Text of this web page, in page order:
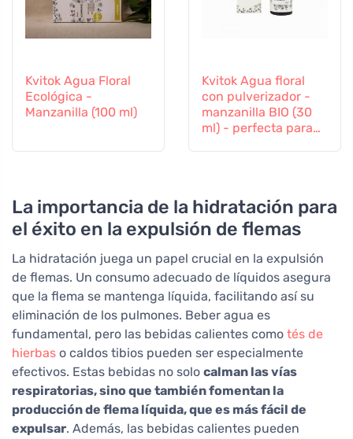
Kvitok Agua Floral
Ecológica -
Manzanilla (100 ml)
Kvitok Agua floral
con pulverizador -
manzanilla BIO (30
ml) - perfecta para
La importancia de la hidratación para
el éxito en la expulsión de flemas
La hidratación juega un papel crucial en la expulsión
de flemas. Un consumo adecuado de líquidos asegura
que la flema se mantenga líquida, facilitando así su
eliminación de los pulmones. Beber agua es
fundamental, pero las bebidas calientes como tés de
hierbas o caldos tibios pueden ser especialmente
efectivos. Estas bebidas no solo calman las vías
respiratorias, sino que también fomentan la
producción de flema líquida, que es más fácil de
expulsar. Además, las bebidas calientes pueden